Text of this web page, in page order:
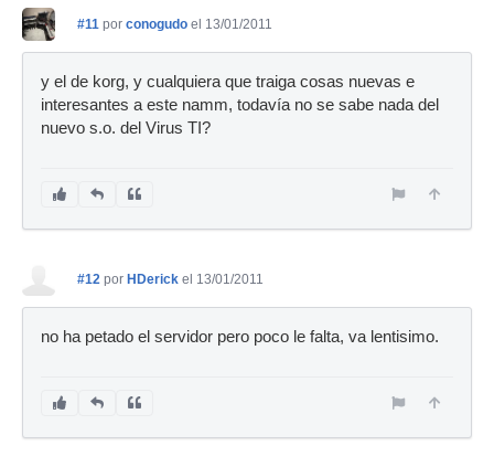
#11 por conogudo el 13/01/2011
y el de korg, y cualquiera que traiga cosas nuevas e
interesantes a este namm, todavía no se sabe nada del
nuevo s.o. del Virus TI?
#12 por HDerick el 13/01/2011
no ha petado el servidor pero poco le falta, va lentisimo.